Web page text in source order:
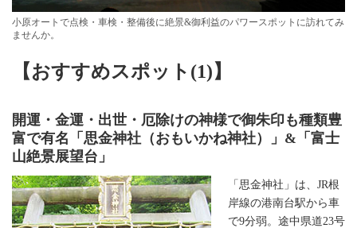
小原オートで点検・車検・整備後に絶景&御利益のパワースポットに訪れてみ
ませんか。
【おすすめスポット(1)】
開運・金運・出世・厄除けの神様で御朱印も種類豊
富で有名「思金神社（おもいかね神社）」&「富士
山絶景展望台」
「思金神社」は、JR根
岸線の港南台駅から車
で9分弱。途中県道23号